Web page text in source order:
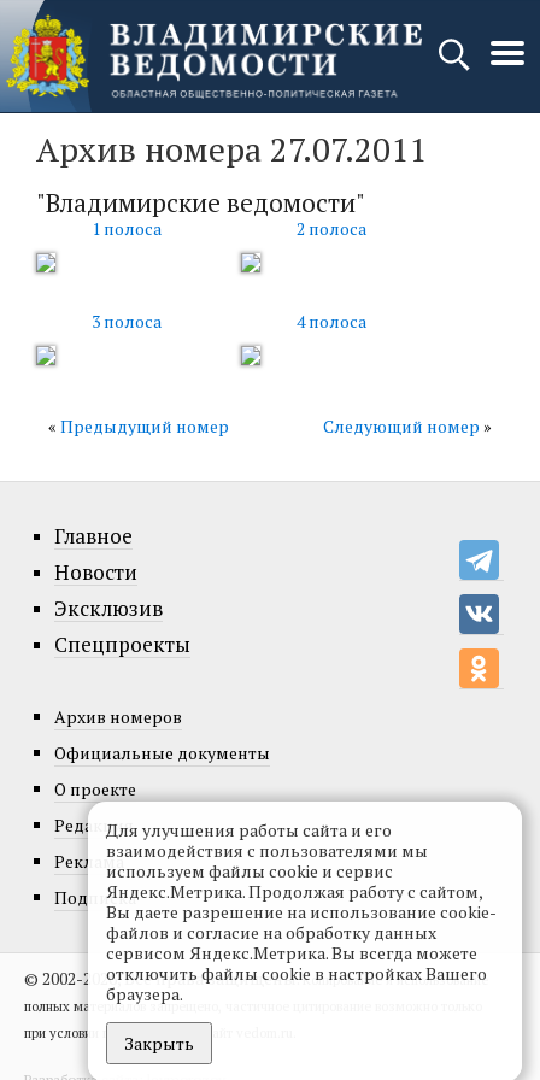
Архив номера 27.07.2011
"Владимирские ведомости"
1 полоса 2 полоса
3 полоса 4 полоса
Следующий номер »
« Предыдущий номер
Главное
Новости
Эксклюзив
Спецпроекты
Архив номеров
Официальные документы
О проекте
Редакция
Реклама
Подписка
© 2002-2026, Все права защищены.Копирование и использование
полных материалов запрещено, частичное цитирование возможно только
при условии гиперссылки на сайт vedom.ru.
Для улучшения работы сайта и его
взаимодействия с пользователями мы
используем файлы cookie и сервис
Яндекс.Метрика. Продолжая работу с сайтом,
Вы даете разрешение на использование cookie-
файлов и согласие на обработку данных
сервисом Яндекс.Метрика. Вы всегда можете
отключить файлы cookie в настройках Вашего
браузера.
Закрыть